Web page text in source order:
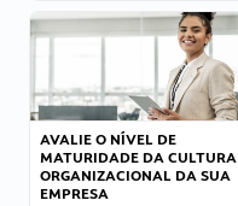
AVALIE O NÍVEL DE
MATURIDADE DA CULTURA
ORGANIZACIONAL DA SUA
EMPRESA